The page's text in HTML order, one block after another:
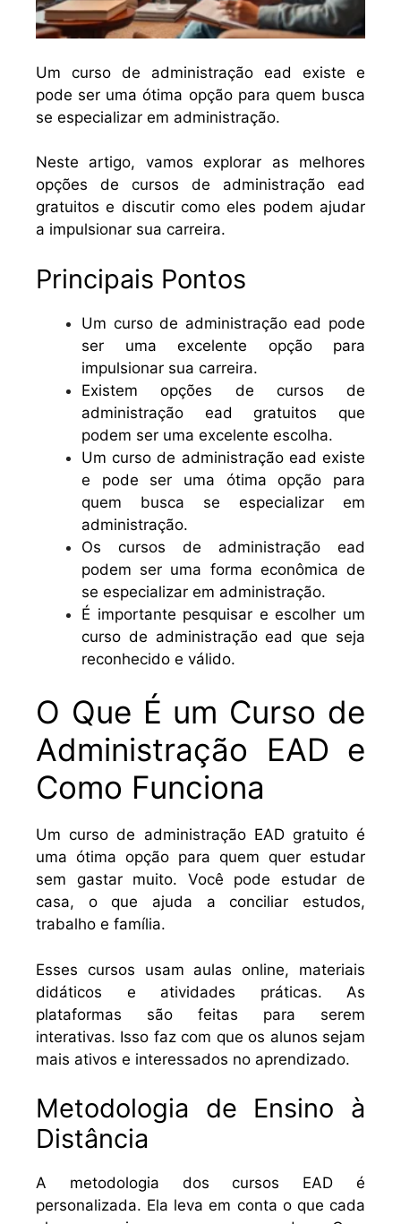
Um curso de administração ead existe e
pode ser uma ótima opção para quem busca
se especializar em administração.
Neste artigo, vamos explorar as melhores
opções de cursos de administração ead
gratuitos e discutir como eles podem ajudar
a impulsionar sua carreira.
Principais Pontos
Um curso de administração ead pode
ser uma excelente opção para
impulsionar sua carreira.
Existem opções de cursos de
administração ead gratuitos que
podem ser uma excelente escolha.
Um curso de administração ead existe
e pode ser uma ótima opção para
quem busca se especializar em
administração.
Os cursos de administração ead
podem ser uma forma econômica de
se especializar em administração.
É importante pesquisar e escolher um
curso de administração ead que seja
reconhecido e válido.
O Que É um Curso de
Administração EAD e
Como Funciona
Um curso de administração EAD gratuito é
uma ótima opção para quem quer estudar
sem gastar muito. Você pode estudar de
casa, o que ajuda a conciliar estudos,
trabalho e família.
Esses cursos usam aulas online, materiais
didáticos e atividades práticas. As
plataformas são feitas para serem
interativas. Isso faz com que os alunos sejam
mais ativos e interessados no aprendizado.
Metodologia de Ensino à
Distância
A metodologia dos cursos EAD é
personalizada. Ela leva em conta o que cada